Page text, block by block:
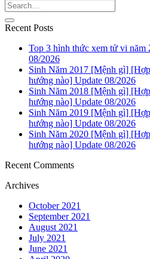
Recent Posts
Top 3 hình thức xem tử vi năm
08/2026
Sinh Năm 2017 [Mệnh gì]
hướng nào] Update 08/2026
Sinh Năm 2018 [Mệnh gì]
hướng nào] Update 08/2026
Sinh Năm 2019 [Mệnh gì]
hướng nào] Update 08/2026
Sinh Năm 2020 [Mệnh gì]
hướng nào] Update 08/2026
Recent Comments
Archives
October 2021
September 2021
August 2021
July 2021
June 2021